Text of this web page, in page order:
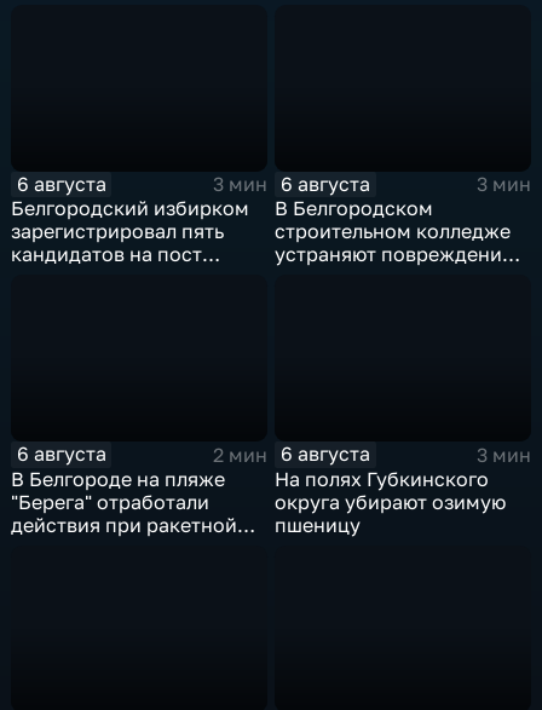
6 августа
3 мин
Белгородский избирком
зарегистрировал пять
кандидатов на пост
6 августа
3 мин
В Белгородском
строительном колледже
устраняют повреждения
6 августа
2 мин
В Белгороде на пляже
"Берега" отработали
действия при ракетной
6 августа
3 мин
На полях Губкинского
округа убирают озимую
пшеницу